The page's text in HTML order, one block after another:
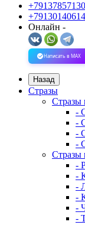
+79137857130
+79130140614
Онлайн -
Написать в MAX
Назад
Стразы
Стразы
-
-
-
-
-
-
-
-
-
-